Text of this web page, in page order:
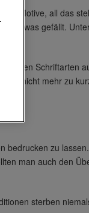
Motive, all das
ist, was gefällt.
vielen Schriftarten
nicht mehr zu
bedrucken zu
man auch den
sterben